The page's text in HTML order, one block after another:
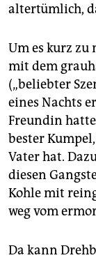
altertümlich,
Um es kurz zu
mit dem
(„beliebter
eines Nachts
Freundin
bester
Vater hat.
diesen
Kohle mit
weg vom
Da kann